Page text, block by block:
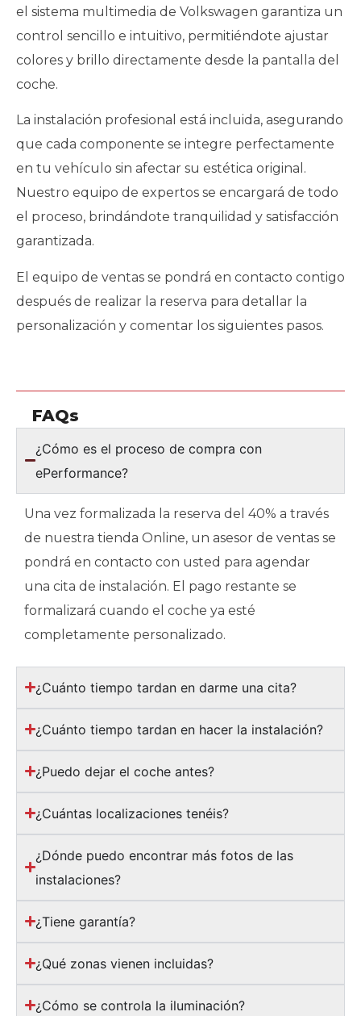
el sistema multimedia de Volkswagen garantiza un
control sencillo e intuitivo, permitiéndote ajustar
colores y brillo directamente desde la pantalla del
coche.
La instalación profesional está incluida, asegurando
que cada componente se integre perfectamente
en tu vehículo sin afectar su estética original.
Nuestro equipo de expertos se encargará de todo
el proceso, brindándote tranquilidad y satisfacción
garantizada.
El equipo de ventas se pondrá en contacto contigo
después de realizar la reserva para detallar la
personalización y comentar los siguientes pasos.
FAQs
¿Cómo es el proceso de compra con
ePerformance?
Una vez formalizada la reserva del 40% a través
de nuestra tienda Online, un asesor de ventas se
pondrá en contacto con usted para agendar
una cita de instalación. El pago restante se
formalizará cuando el coche ya esté
completamente personalizado.
¿Cuánto tiempo tardan en darme una cita?
¿Cuánto tiempo tardan en hacer la instalación?
¿Puedo dejar el coche antes?
¿Cuántas localizaciones tenéis?
¿Dónde puedo encontrar más fotos de las
instalaciones?
¿Tiene garantía?
¿Qué zonas vienen incluidas?
¿Cómo se controla la iluminación?